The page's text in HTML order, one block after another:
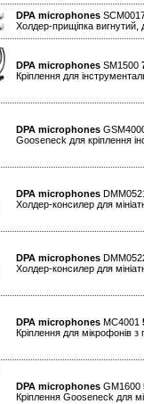
DPA microphones
Холдер-прищіпка вигнутий,
DPA microphones SM1500
Кріплення для
DPA microphones
Gooseneck для кріплення
DPA microphones
Холдер-консилер для
DPA microphones
Холдер-консилер для
DPA microphones MC4001
Кріплення для мікрофонів
DPA microphones GM1600
Кріплення Gooseneck для